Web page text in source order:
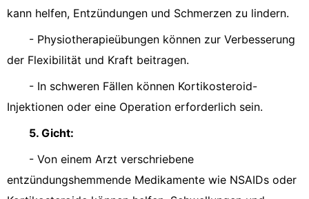
kann helfen, Entzündungen und Schmerzen zu lindern.
- Physiotherapieübungen können zur Verbesserung
der Flexibilität und Kraft beitragen.
- In schweren Fällen können Kortikosteroid-
Injektionen oder eine Operation erforderlich sein.
5. Gicht:
- Von einem Arzt verschriebene
entzündungshemmende Medikamente wie NSAIDs oder